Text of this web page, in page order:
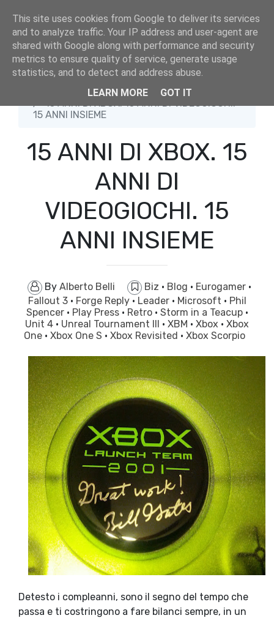
15 ANNI DI XBOX. 15 ANNI DI VIDEOGIOCHI.
15 ANNI INSIEME
15 ANNI DI XBOX. 15
ANNI DI
VIDEOGIOCHI. 15
ANNI INSIEME
By Alberto Belli Biz · Blog · Eurogamer ·
Fallout 3 · Forge Reply · Leader · Microsoft · Phil
Spencer · Play Press · Retro · Storm in a Teacup ·
Unit 4 · Unreal Tournament III · XBM · Xbox · Xbox
One · Xbox One S · Xbox Revisited · Xbox Scorpio
Detesto i compleanni, sono il segno del tempo che
passa e ti costringono a fare bilanci sempre, in un
This site uses cookies from Google to deliver its services
and to analyze traffic. Your IP address and user-agent are
shared with Google along with performance and security
metrics to ensure quality of service, generate usage
statistics, and to detect and address abuse.
LEARN MORE
GOT IT